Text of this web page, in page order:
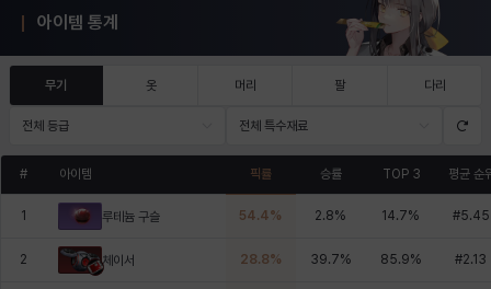
아이템 통계
무기 옷 머리 팔 다리
전체 등급 전체 특수재료
# 아이템 픽률 승률 TOP 3 평균 순
1 루테늄 구슬 54.4% 2.8% 14.7% #5.45
2 체이서 28.8% 39.7% 85.9% #2.13